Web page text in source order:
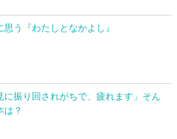
思う『わたしとなかよし』
に振り回されがちで、疲れます」そん
は？